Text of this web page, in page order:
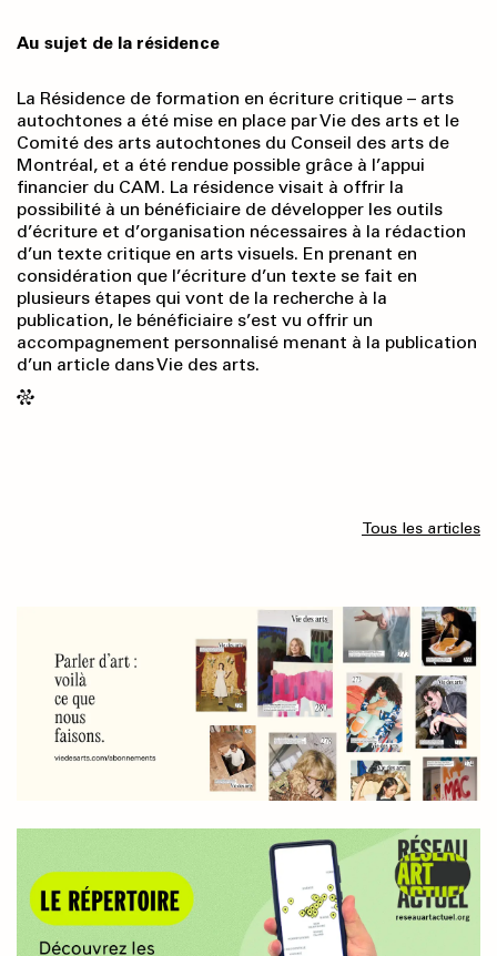
Au sujet de la résidence
La Résidence de formation en écriture critique – arts
autochtones a été mise en place par Vie des arts et le
Comité des arts autochtones du Conseil des arts de
Montréal, et a été rendue possible grâce à l’appui
financier du CAM. La résidence visait à offrir la
possibilité à un bénéficiaire de développer les outils
d’écriture et d’organisation nécessaires à la rédaction
d’un texte critique en arts visuels. En prenant en
considération que l’écriture d’un texte se fait en
plusieurs étapes qui vont de la recherche à la
publication, le bénéficiaire s’est vu offrir un
accompagnement personnalisé menant à la publication
d’un article dans Vie des arts.
Tous les articles